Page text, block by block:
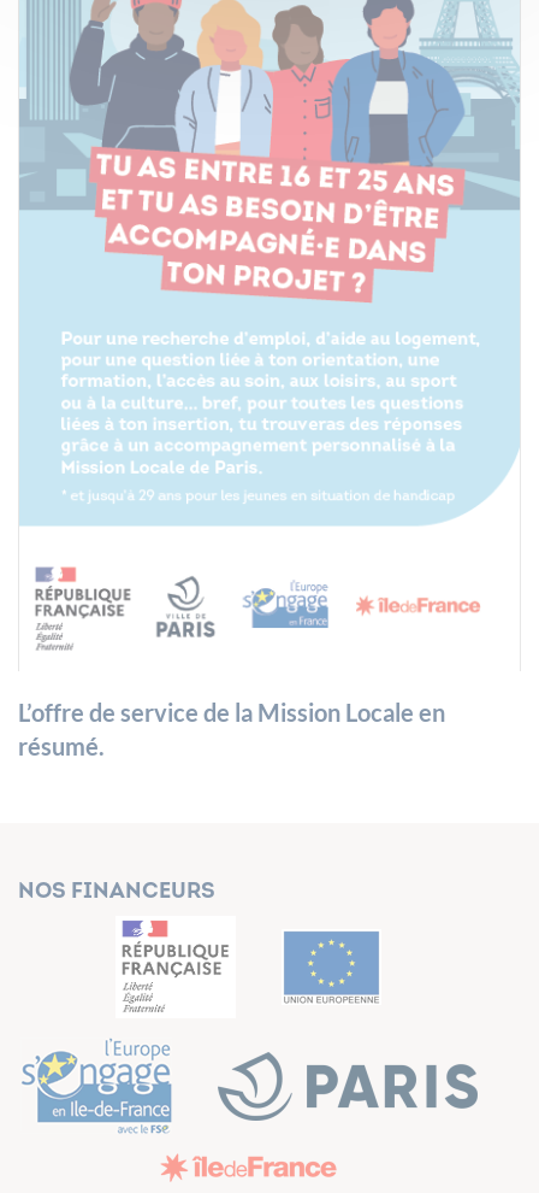
L’offre de service de la Mission Locale en
résumé.
Nos financeurs